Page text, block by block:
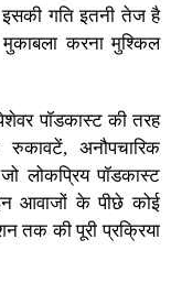
गति इतनी तेज है
करना मुश्किल
पॉडकास्ट की तरह
अनौपचारिक
लोकप्रिय पॉडकास्ट
आवाजों के पीछे कोई
तक की पूरी प्रक्रिया